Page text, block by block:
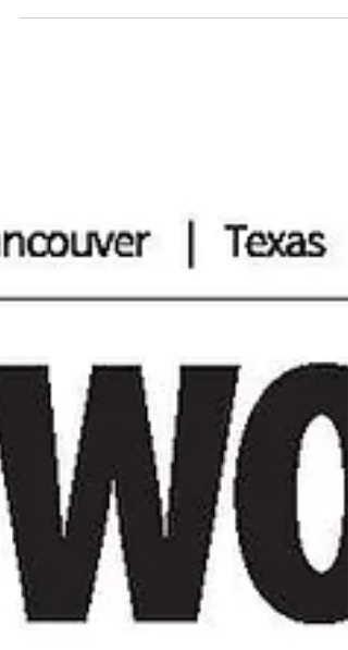
서 <밀알&세계> 2025-11월호 PDF 파일을 다운로